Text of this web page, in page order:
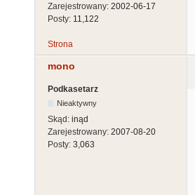
Zarejestrowany: 2002-06-17
Posty: 11,122
Strona
mono
Podkasetarz
Nieaktywny
Skąd: inąd
Zarejestrowany: 2007-08-20
Posty: 3,063